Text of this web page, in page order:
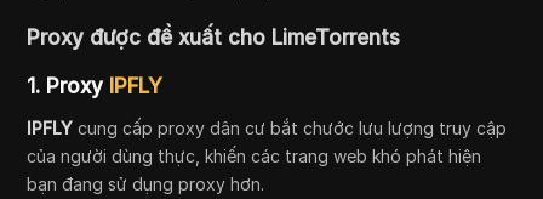
Proxy được đề xuất cho LimeTorrents
1. Proxy IPFLY
IPFLY cung cấp proxy dân cư bắt chước lưu lượng truy cập
của người dùng thực, khiến các trang web khó phát hiện
bạn đang sử dụng proxy hơn.